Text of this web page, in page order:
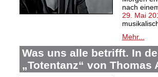
nach
29. Mai
Mehr...
Was uns alle betrifft. In
„Totentanz“ von Thomas